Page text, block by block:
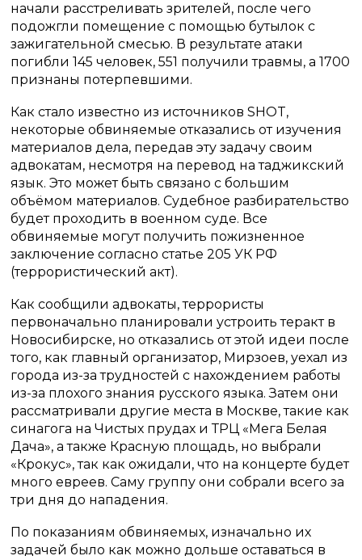
начали расстреливать зрителей, после чего
подожгли помещение с помощью бутылок с
зажигательной смесью. В результате атаки
погибли 145 человек, 551 получили травмы, а 1700
признаны потерпевшими.
Как стало известно из источников SHOT,
некоторые обвиняемые отказались от изучения
материалов дела, передав эту задачу своим
адвокатам, несмотря на перевод на таджикский
язык. Это может быть связано с большим
объёмом материалов. Судебное разбирательство
будет проходить в военном суде. Все
обвиняемые могут получить пожизненное
заключение согласно статье 205 УК РФ
(террористический акт).
Как сообщили адвокаты, террористы
первоначально планировали устроить теракт в
Новосибирске, но отказались от этой идеи после
того, как главный организатор, Мирзоев, уехал из
города из-за трудностей с нахождением работы
из-за плохого знания русского языка. Затем они
рассматривали другие места в Москве, такие как
синагога на Чистых прудах и ТРЦ «Мега Белая
Дача», а также Красную площадь, но выбрали
«Крокус», так как ожидали, что на концерте будет
много евреев. Саму группу они собрали всего за
три дня до нападения.
По показаниям обвиняемых, изначально их
задачей было как можно дольше оставаться в